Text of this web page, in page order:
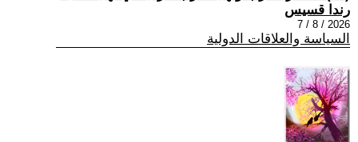
رندا قسيس
2026 / 8 / 7
السياسة والعلاقات الدولية